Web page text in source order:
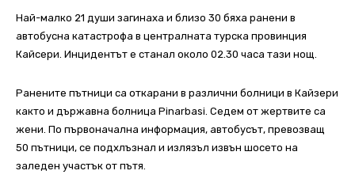
Най-малко 21 души загинаха и близо 30 бяха ранени в
автобусна катастрофа в централната турска провинция
Кайсери. Инцидентът е станал около 02.30 часа тази нощ.
Ранените пътници са откарани в различни болници в Кайзери
както и държавна болница Pinarbasi. Седем от жертвите са
жени. По първоначална информация, автобусът, превозващ
50 пътници, се подхлъзнал и излязъл извън шосето на
заледен участък от пътя.